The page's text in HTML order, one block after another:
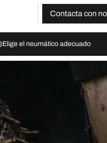
Contacta con
Elige el neumático adecuado